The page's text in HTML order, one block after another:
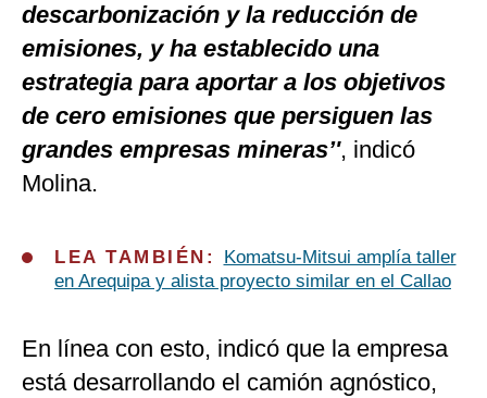
descarbonización y la reducción de
emisiones, y ha establecido una
estrategia para aportar a los objetivos
de cero emisiones que persiguen las
grandes empresas mineras’', indicó
Molina.
LEA TAMBIÉN:
Komatsu-Mitsui amplía taller
en Arequipa y alista proyecto similar en el Callao
En línea con esto, indicó que la empresa
está desarrollando el camión agnóstico,